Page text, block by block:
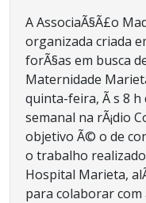
A AssociaÃ§Ã£o
organizada criada
forÃ§as em busca
Maternidade
quinta-feira, Ã s 8
semanal na rÃ¡dio
objetivo Ã© o de
o trabalho
Hospital Marieta,
para colaborar com